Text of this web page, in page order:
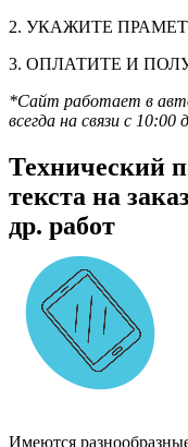
2. УКАЖИТЕ
3. ОПЛАТИТЕ И
*Сайт работает в
всегда на связи с 10:00
Технический
текста на
др. работ
Имеются